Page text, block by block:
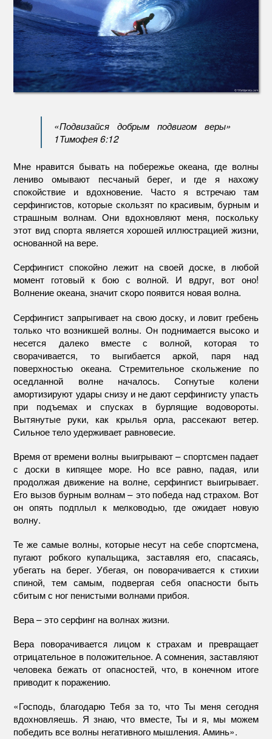
«Подвизайся добрым подвигом веры»
1Тимофея 6:12
Мне нравится бывать на побережье океана, где волны
лениво омывают песчаный берег, и где я нахожу
спокойствие и вдохновение. Часто я встречаю там
серфингистов, которые скользят по красивым, бурным и
страшным волнам. Они вдохновляют меня, поскольку
этот вид спорта является хорошей иллюстрацией жизни,
основанной на вере.
Серфингист спокойно лежит на своей доске, в любой
момент готовый к бою с волной. И вдруг, вот оно!
Волнение океана, значит скоро появится новая волна.
Серфингист запрыгивает на свою доску, и ловит гребень
только что возникшей волны. Он поднимается высоко и
несется далеко вместе с волной, которая то
сворачивается, то выгибается аркой, паря над
поверхностью океана. Стремительное скольжение по
оседланной волне началось. Согнутые колени
амортизируют удары снизу и не дают серфингисту упасть
при подъемах и спусках в бурлящие водовороты.
Вытянутые руки, как крылья орла, рассекают ветер.
Сильное тело удерживает равновесие.
Время от времени волны выигрывают – спортсмен падает
с доски в кипящее море. Но все равно, падая, или
продолжая движение на волне, серфингист выигрывает.
Его вызов бурным волнам – это победа над страхом. Вот
он опять подплыл к мелководью, где ожидает новую
волну.
Те же самые волны, которые несут на себе спортсмена,
пугают робкого купальщика, заставляя его, спасаясь,
убегать на берег. Убегая, он поворачивается к стихии
спиной, тем самым, подвергая себя опасности быть
сбитым с ног пенистыми волнами прибоя.
Вера – это серфинг на волнах жизни.
Вера поворачивается лицом к страхам и превращает
отрицательное в положительное. А сомнения, заставляют
человека бежать от опасностей, что, в конечном итоге
приводит к поражению.
«Господь, благодарю Тебя за то, что Ты меня сегодня
вдохновляешь. Я знаю, что вместе, Ты и я, мы можем
победить все волны негативного мышления. Аминь».